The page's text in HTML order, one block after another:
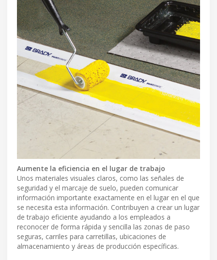
Aumente la eficiencia en el lugar de trabajo
Unos materiales visuales claros, como las señales de
seguridad y el marcaje de suelo, pueden comunicar
información importante exactamente en el lugar en el que
se necesita esta información. Contribuyen a crear un lugar
de trabajo eficiente ayudando a los empleados a
reconocer de forma rápida y sencilla las zonas de paso
seguras, carriles para carretillas, ubicaciones de
almacenamiento y áreas de producción específicas.